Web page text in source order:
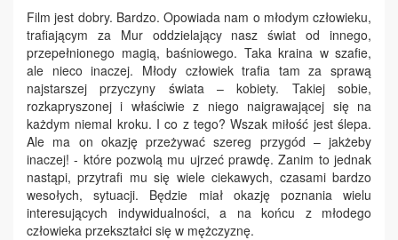
Film jest dobry. Bardzo. Opowiada nam o młodym człowieku,
trafiającym za Mur oddzielający nasz świat od innego,
przepełnionego magią, baśniowego. Taka kraina w szafie,
ale nieco inaczej. Młody człowiek trafia tam za sprawą
najstarszej przyczyny świata – kobiety. Takiej sobie,
rozkapryszonej i właściwie z niego naigrawającej się na
każdym niemal kroku. I co z tego? Wszak miłość jest ślepa.
Ale ma on okazję przeżywać szereg przygód – jakżeby
inaczej! - które pozwolą mu ujrzeć prawdę. Zanim to jednak
nastąpi, przytrafi mu się wiele ciekawych, czasami bardzo
wesołych, sytuacji. Będzie miał okazję poznania wielu
interesujących indywidualności, a na końcu z młodego
człowieka przekształci się w mężczyznę.